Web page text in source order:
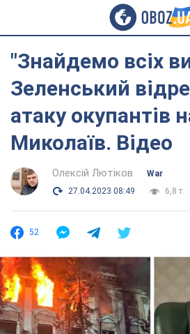
"Знайдемо всіх
Зеленський
атаку окупантів
Миколаїв. Відео
Олексій Лютіков
War
27.04.2023 08:49
6,8 т.
52